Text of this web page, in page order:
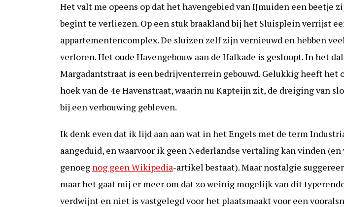
Het valt me opeens op dat het havengebied van IJmuiden een beetje
begint te verliezen. Op een stuk braakland bij het Sluisplein verrijst
appartementencomplex. De sluizen zelf zijn vernieuwd en hebben
verloren. Het oude Havengebouw aan de Halkade is gesloopt. In het
Margadantstraat is een bedrijventerrein gebouwd. Gelukkig heeft het
hoek van de 4e Havenstraat, waarin nu Kapteijn zit, de dreiging van
bij een verbouwing gebleven.
Ik denk even dat ik lijd aan aan wat in het Engels met de term
aangeduid, en waarvoor ik geen Nederlandse vertaling kan vinden (en
genoeg nog geen Wikipedia-artikel bestaat). Maar nostalgie
maar het gaat mij er meer om dat zo weinig mogelijk van dit
verdwijnt en niet is vastgelegd voor het plaatsmaakt voor een